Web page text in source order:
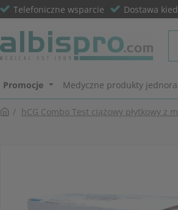
Telefoniczne wsparcie Dostawa
Promocje Medyczne produkty
hCG Combo Test ciążowy płytkowy z